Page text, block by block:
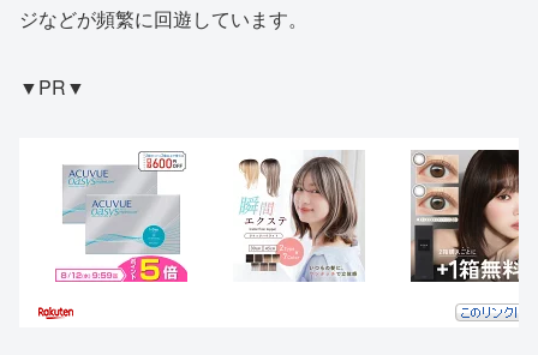
ジなどが頻繁に回遊しています。
▼PR▼